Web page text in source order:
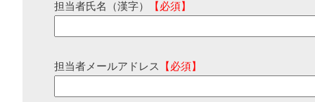
担当者氏名（漢字） 【必須】
担当者メールアドレス 【必須】